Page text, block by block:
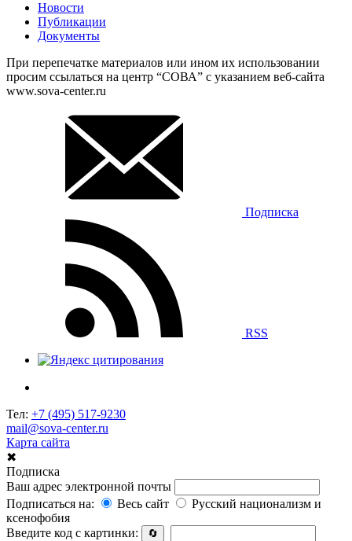
Новости
Публикации
Документы
При перепечатке материалов или ином их использовании
просим ссылаться на центр “СОВА” с указанием веб-сайта
www.sova-center.ru
Подписка
RSS
Тел: +7 (495) 517-9230
mail@sova-center.ru
Карта сайта
✖
Подписка
Ваш адрес электронной почты
Подписаться на:
Весь сайт
Русский национализм и
ксенофобия
Введите код с картинки:
🔄